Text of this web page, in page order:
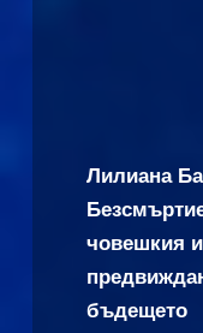
Лилиана
човешкия и
бъдещето